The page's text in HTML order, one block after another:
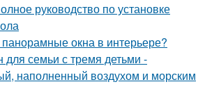
руководство по установке
окна в интерьере?
для семьи с тремя детьми -
наполненный воздухом и морским